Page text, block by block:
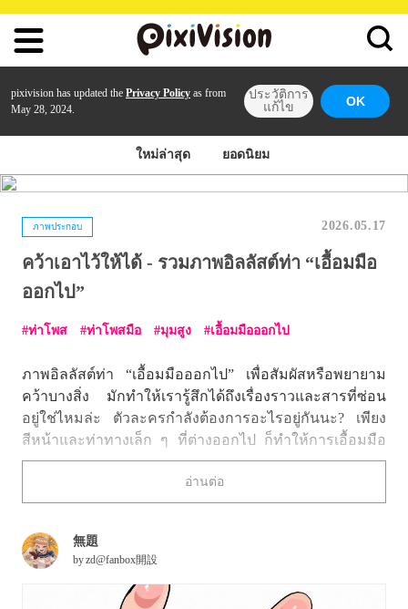
pixivision has updated the Privacy Policy as from
May 28, 2024.
ประวัติการ
แก้ไข
OK
ใหม่ล่าสุด ยอดนิยม
ภาพประกอบ 2026.05.17
คว้าเอาไว้ให้ได้ - รวมภาพอิลลัสต์ท่า “เอื้อมมือ
ออกไป”
ท่าโพส ท่าโพสมือ มุมสูง เอื้อมมือออกไป
ภาพอิลลัสต์ท่า “เอื้อมมือออกไป” เพื่อสัมผัสหรือพยายาม
คว้าบางสิ่ง มักทำให้เรารู้สึกได้ถึงเรื่องราวและสารที่ซ่อน
อยู่ใช่ไหมล่ะ ตัวละครกำลังต้องการอะไรอยู่กันนะ? เพียง
สีหน้าและท่าทางเล็ก ๆ ที่ต่างออกไป ก็ทำให้การเอื้อมมือ
สื่อสารได้ต่างออกไปอย่างน่าประทับใจ ทั้งความหวัง ความ
ปรารถนา หรือแม้แต่ความเหงา
ให้ชมกัน เชิญรับชมได้เลย!
อ่านต่อ
無題
byzd@fanbox開設